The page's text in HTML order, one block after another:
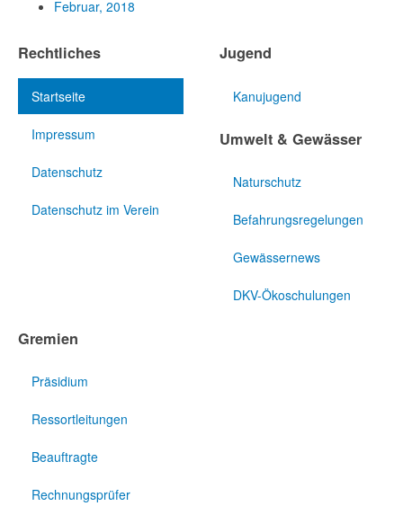
Februar, 2018
Rechtliches
Startseite
Impressum
Datenschutz
Datenschutz im Verein
Jugend
Kanujugend
Umwelt & Gewässer
Naturschutz
Befahrungsregelungen
Gewässernews
DKV-Ökoschulungen
Gremien
Präsidium
Ressortleitungen
Beauftragte
Rechnungsprüfer